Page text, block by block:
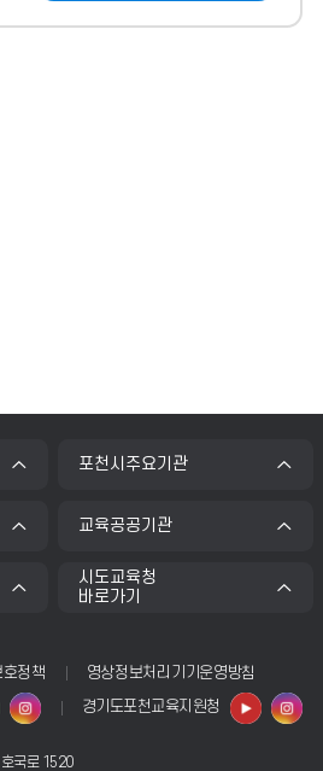
포천시주요기관
교육공공기관
시도교육청
바로가기
호정책
영상정보처리기기운영방침
경기도포천교육지원청
국로 1520